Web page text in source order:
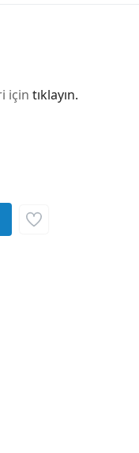
için tıklayın.